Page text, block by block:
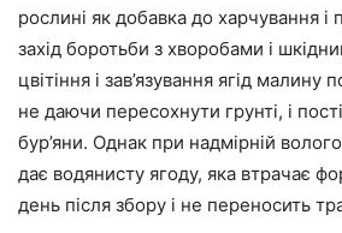
рослині як добавка до харчування і
захід боротьби з хворобами і
цвітіння і зав’язування ягід малину
не даючи пересохнути грунті, і
бур’яни. Однак при надмірній
дає водянисту ягоду, яка втрачає
день після збору і не переносить